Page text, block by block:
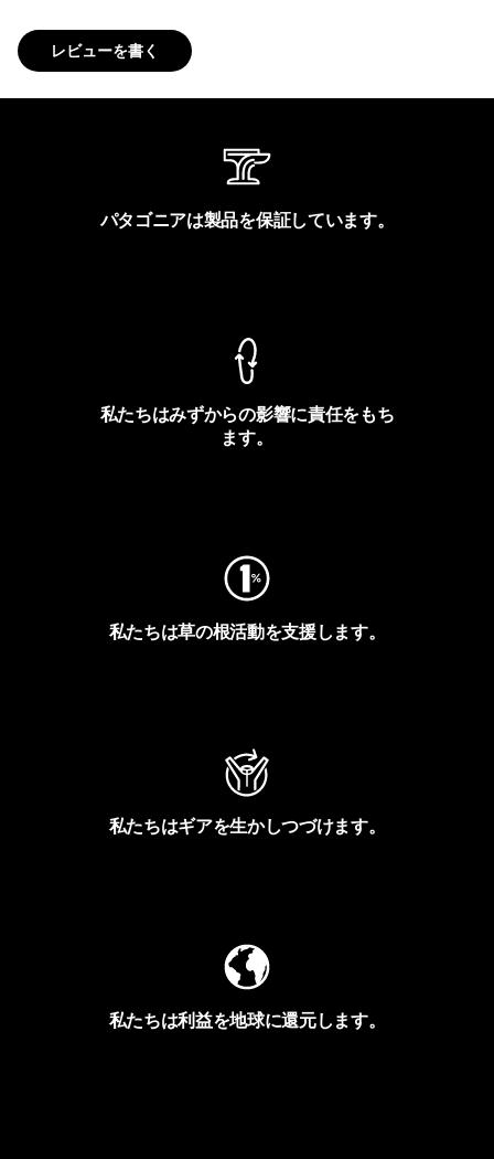
レビューを書く
パタゴニアは製品を保証しています。
私たちはみずからの影響に責任をもち
ます。
私たちは草の根活動を支援します。
私たちはギアを生かしつづけます。
私たちは利益を地球に還元します。